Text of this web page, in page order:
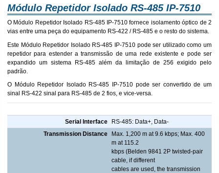
Módulo Repetidor Isolado RS-485 IP-7510
O Módulo Repetidor Isolado RS-485 IP-7510 fornece isolamento óptico de 2
vias entre uma peça do equipamento RS-422 / RS-485 e o resto do sistema.
Este Módulo Repetidor Isolado RS-485 IP-7510 pode ser utilizado como um
repetidor para estender a transmissão de uma rede existente e pode ser
expandido um sistema RS-485 além da limitação de 256 exigido pelo
padrão.
O Módulo Repetidor Isolado RS-485 IP-7510 pode ser convertido de um
sinal RS-422 sinal para RS-485 de 2 fios, e vice-versa.
Serial Interface
RS-485: Data+, Data-
Transmission Distance
Max. 1,200 m at 9.6 kbps; Max. 400
m at 115.2
kbps (Belden 9841 2P twisted-pair
cable, if different
cables are used, the transmission